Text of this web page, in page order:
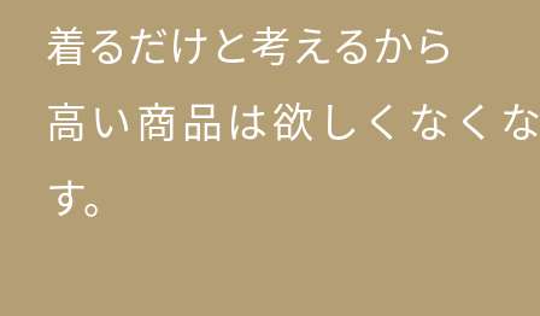
着るだけと考えるから
高い商品は欲しくなく
す。